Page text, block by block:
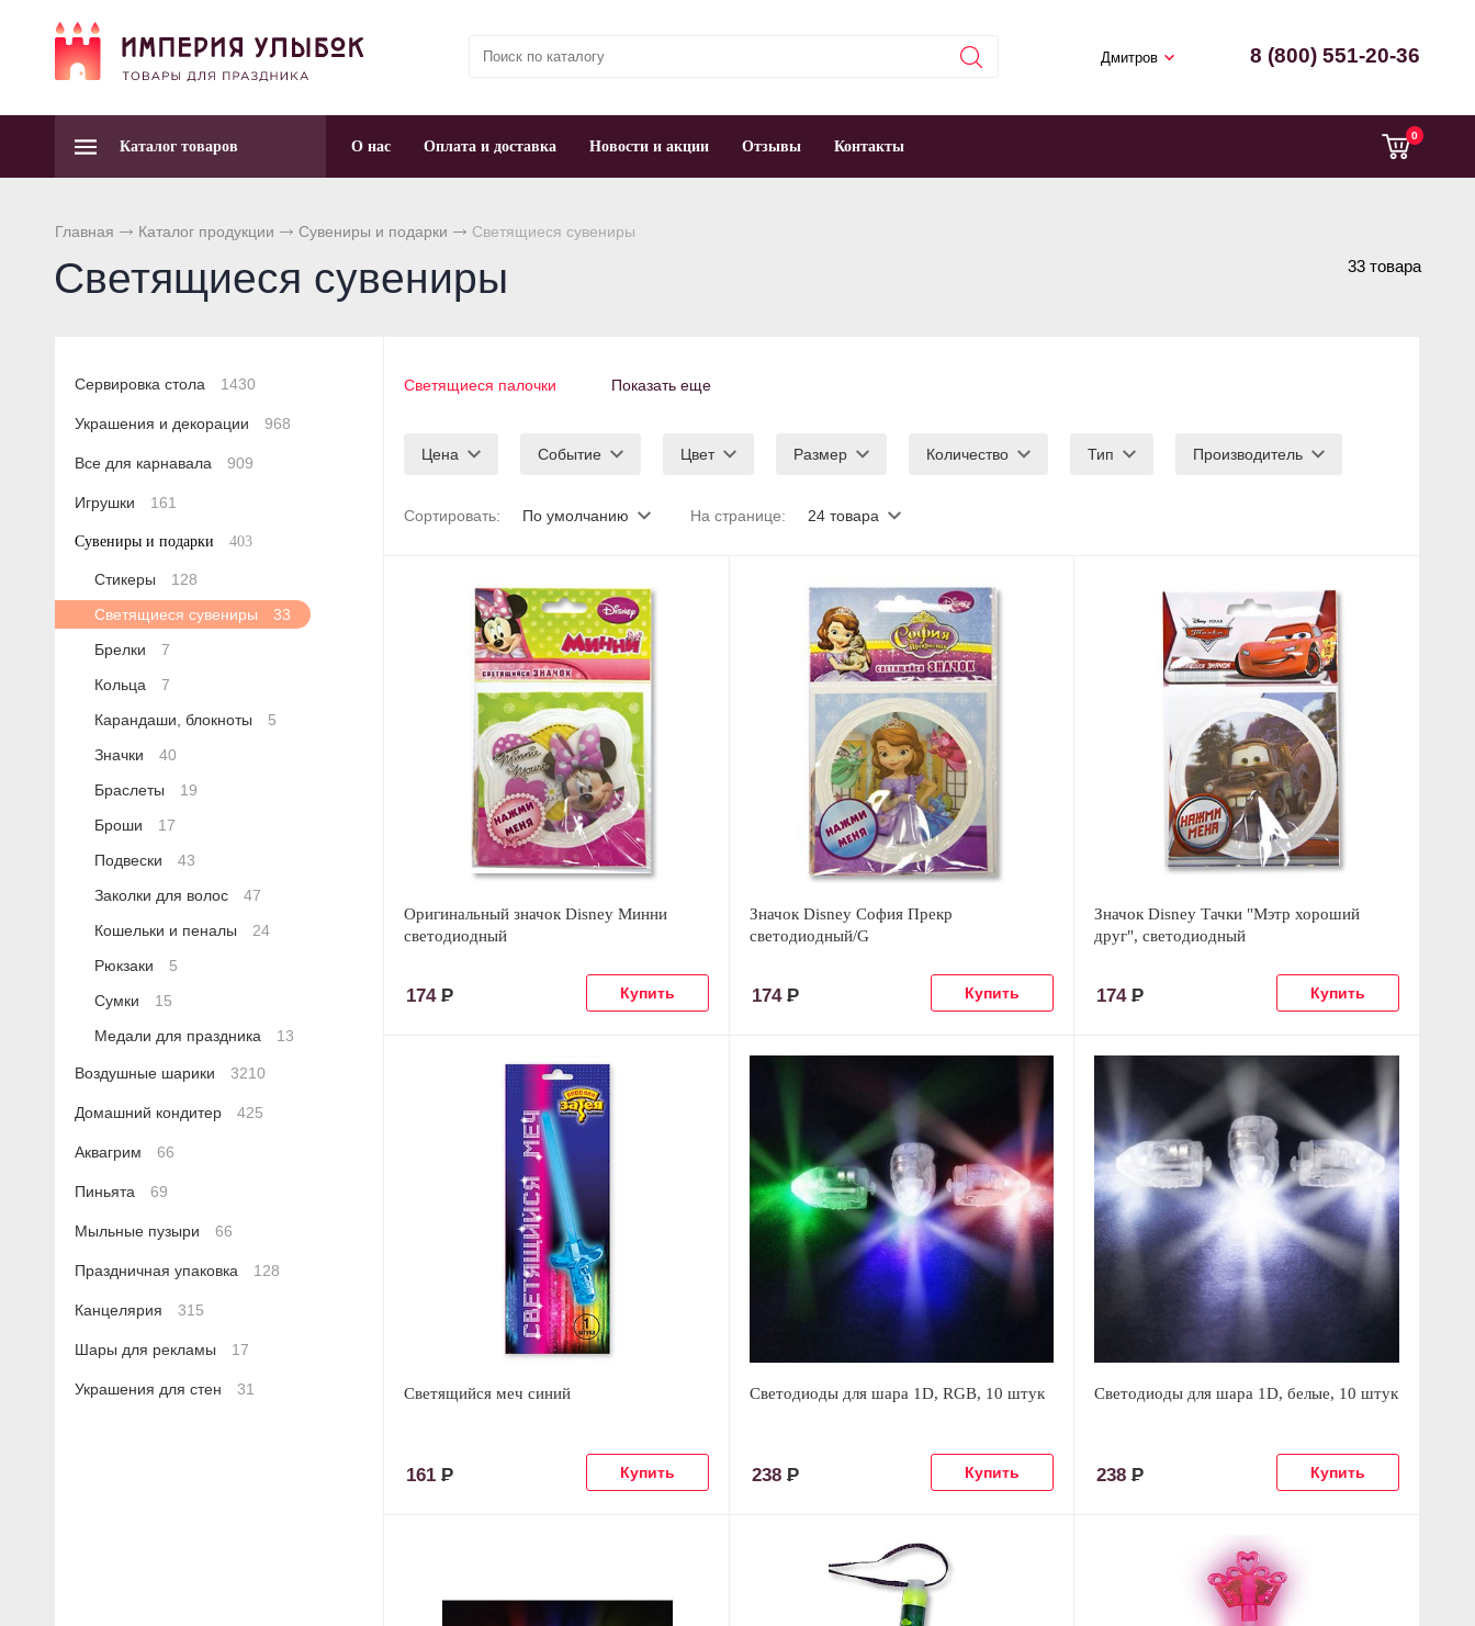
Дмитров 8 (800) 551-20-36
0
Каталог товаров О нас Оплата и доставка Новости и акции Отзывы Контакты
Главная Каталог продукции Сувениры и подарки Светящиеся сувениры
33 товара
Светящиеся сувениры
Светящиеся палочки Показать еще
Цена Событие Цвет Размер Количество Тип Производитель
Сортировать: По умолчанию На странице: 24 товара
Оригинальный значок Disney Минни
светодиодный
174 Р
Значок Disney София Прекр
светодиодный/G
174 Р
Значок Disney Тачки "Мэтр хороший
друг", светодиодный
174Р
Светящийся меч синий
161 Р
Светодиоды для шара 1D, RGB, 10 штук
238 Р
Светодиоды для шара 1D, белые, 10 штук
238Р
Сервировка стола 1430
Украшения и декорации 968
Все для карнавала 909
Игрушки 161
Сувениры и подарки 403
Стикеры
128
Светящиеся сувениры
33
Брелки
7
Кольца
7
Карандаши, блокноты
5
Значки
40
Браслеты
19
Броши
17
Подвески
43
Заколки для волос
47
Кошельки и пеналы
24
Рюкзаки
5
Сумки
15
Медали для праздника
13
Воздушные шарики 3210
Домашний кондитер 425
Аквагрим 66
Пиньята 69
Мыльные пузыри 66
Праздничная упаковка 128
Канцелярия 315
Шары для рекламы 17
Украшения для стен 31